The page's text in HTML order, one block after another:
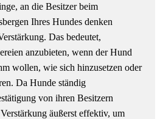
an die Besitzer beim
Ihres Hundes denken
Das bedeutet,
anzubieten, wenn der Hund
wollen, wie sich hinzusetzen oder
Da Hunde ständig
von ihren Besitzern
äußerst effektiv, um